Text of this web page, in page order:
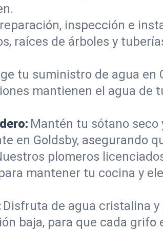
inspección e
raíces de árboles y
tu suministro de agua en
mantienen el agua de
Mantén tu sótano
en Goldsby, asegurando
plomeros
mantener tu cocina y
Disfruta de agua cristalina
baja, para que cada grifo